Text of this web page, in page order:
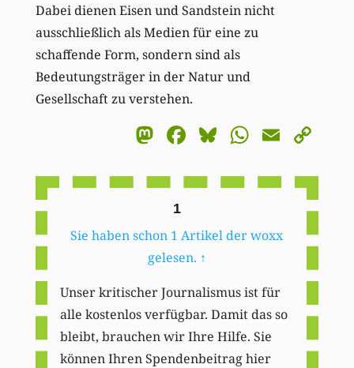
Dabei dienen Eisen und Sandstein nicht
ausschließlich als Medien für eine zu
schaffende Form, sondern sind als
Bedeutungsträger in der Natur und
Gesellschaft zu verstehen.
Mastodon
Facebook
BlueskyEmail
1
Sie haben schon 1 Artikel der woxx
gelesen. ↑
Unser kritischer Journalismus ist für
alle kostenlos verfügbar. Damit das so
bleibt, brauchen wir Ihre Hilfe. Sie
können Ihren Spendenbeitrag hier